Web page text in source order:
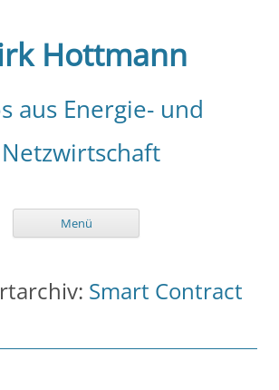
Hottmann
aus Energie- und
Netzwirtschaft
Menü
Smart Contract